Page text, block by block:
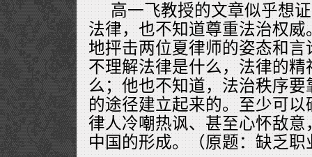
高一飞教授的文章似乎想
法律，也不知道尊重法治权
地抨击两位夏律师的姿态和
不理解法律是什么，法律的
么；他也不知道，法治秩序
的途径建立起来的。至少可
律人冷嘲热讽、甚至心怀敌
中国的形成。（原题：缺乏